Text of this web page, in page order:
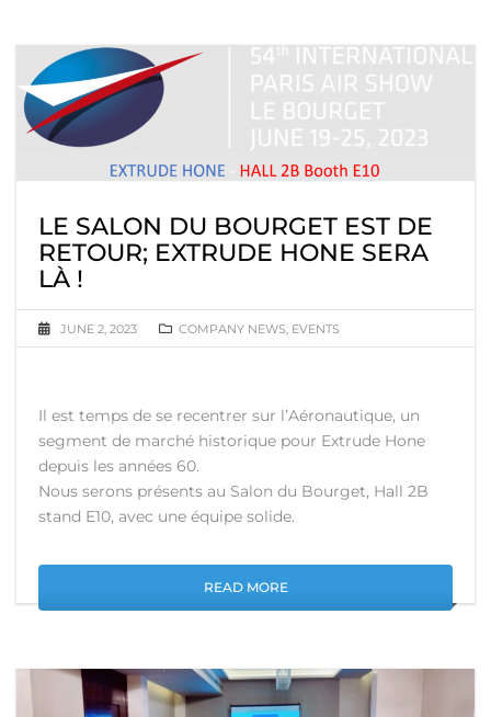
LE SALON DU BOURGET EST DE
RETOUR; EXTRUDE HONE SERA
LÀ !
JUNE 2, 2023 COMPANY NEWS EVENTS
Il est temps de se recentrer sur l’Aéronautique, un
segment de marché historique pour Extrude Hone
depuis les années 60.
Nous serons présents au Salon du Bourget, Hall 2B
stand E10, avec une équipe solide.
READ MORE